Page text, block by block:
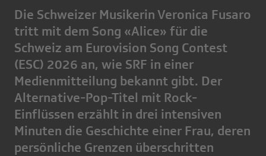
Die Schweizer Musikerin Veronica Fusaro
tritt mit dem Song «Alice» für die
Schweiz am Eurovision Song Contest
(ESC) 2026 an, wie SRF in einer
Medienmitteilung bekannt gibt. Der
Alternative-Pop-Titel mit Rock-
Einflüssen erzählt in drei intensiven
Minuten die Geschichte einer Frau, deren
persönliche Grenzen überschritten